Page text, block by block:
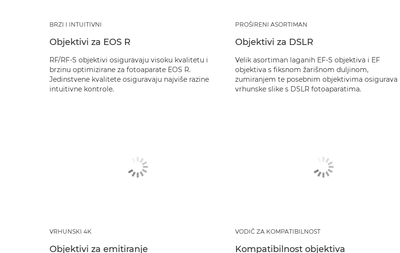
BRZI I INTUITIVNI
Objektivi za EOS R
RF/RF-S objektivi osiguravaju visoku kvalitetu i
brzinu optimizirane za fotoaparate EOS R.
Jedinstvene kvalitete osiguravaju najviše razine
intuitivne kontrole.
PROŠIRENI ASORTIMAN
Objektivi za DSLR
Velik asortiman laganih EF-S objektiva i EF
objektiva s fiksnom žarišnom duljinom,
zumiranjem te posebnim objektivima osigurava
vrhunske slike s DSLR fotoaparatima.
VRHUNSKI 4K
Objektivi za emitiranje
VODIČ ZA KOMPATIBILNOST
Kompatibilnost objektiva